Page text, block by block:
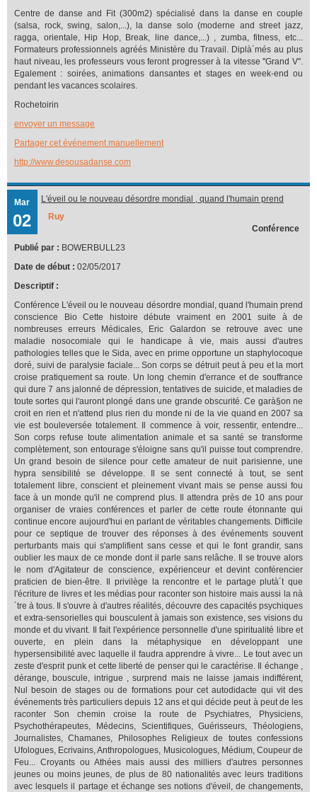
Centre de danse and Fit (300m2) spécialisé dans la danse en couple
(salsa, rock, swing, salon,...), la danse solo (moderne and street jazz,
ragga, orientale, Hip Hop, Break, line dance,...) , zumba, fitness, etc...
Formateurs professionnels agréés Ministère du Travail. Diplà´més au plus
haut niveau, les professeurs vous feront progresser à la vitesse ''Grand V''.
Egalement : soirées, animations dansantes et stages en week-end ou
pendant les vacances scolaires.
Rochetoirin
envoyer un message
Partager cet événement manuellement
http://www.desousadanse.com
Mar
02
L'éveil ou le nouveau désordre mondial , quand l'humain prend
Ruy
Conférence
Publié par : BOWERBULL23
Date de début : 02/05/2017
Descriptif :
Conférence L'éveil ou le nouveau désordre mondial, quand l'humain prend
conscience Bio Cette histoire débute vraiment en 2001 suite à de
nombreuses erreurs Médicales, Eric Galardon se retrouve avec une
maladie nosocomiale qui le handicape à vie, mais aussi d'autres
pathologies telles que le Sida, avec en prime opportune un staphylocoque
doré, suivi de paralysie faciale... Son corps se détruit peut à peu et la mort
croise pratiquement sa route. Un long chemin d'errance et de souffrance
qui dure 7 ans jalonné de dépression, tentatives de suicide, et maladies de
toute sortes qui l'auront plongé dans une grande obscurité. Ce garà§on ne
croit en rien et n'attend plus rien du monde ni de la vie quand en 2007 sa
vie est bouleversée totalement. Il commence à voir, ressentir, entendre...
Son corps refuse toute alimentation animale et sa santé se transforme
complètement, son entourage s'éloigne sans qu'il puisse tout comprendre.
Un grand besoin de silence pour cette amateur de nuit parisienne, une
hypra sensibilité se développe. Il se sent connecté à tout, se sent
totalement libre, conscient et pleinement vivant mais se pense aussi fou
face à un monde qu'il ne comprend plus. Il attendra près de 10 ans pour
organiser de vraies conférences et parler de cette route étonnante qui
continue encore aujourd'hui en parlant de véritables changements. Difficile
pour ce septique de trouver des réponses à des événements souvent
perturbants mais qui s'amplifient sans cesse et qui le font grandir, sans
oublier les maux de ce monde dont il parle sans relâche. Il se trouve alors
le nom d'Agitateur de conscience, expérienceur et devint conférencier
praticien de bien-être. Il privilège la rencontre et le partage plutà´t que
l'écriture de livres et les médias pour raconter son histoire mais aussi la nà
´tre à tous. Il s'ouvre à d'autres réalités, découvre des capacités psychiques
et extra-sensorielles qui bousculent à jamais son existence, ses visions du
monde et du vivant. Il fait l'expérience personnelle d'une spiritualité libre et
ouverte, en plein dans la métaphysique en développant une
hypersensibilité avec laquelle il faudra apprendre à vivre... Le tout avec un
zeste d'esprit punk et cette liberté de penser qui le caractérise. Il échange ,
dérange, bouscule, intrigue , surprend mais ne laisse jamais indifférent,
Nul besoin de stages ou de formations pour cet autodidacte qui vit des
événements très particuliers depuis 12 ans et qui décide peut à peut de les
raconter Son chemin croise la route de Psychiatres, Physiciens,
Psychothérapeutes, Médecins, Scientifiques, Guérisseurs, Théologiens,
Journalistes, Chamanes, Philosophes Religieux de toutes confessions
Ufologues, Ecrivains, Anthropologues, Musicologues, Médium, Coupeur de
Feu... Croyants ou Athées mais aussi des milliers d'autres personnes
jeunes ou moins jeunes, de plus de 80 nationalités avec leurs traditions
avec lesquels il partage et échange ses notions d'éveil, de changements,